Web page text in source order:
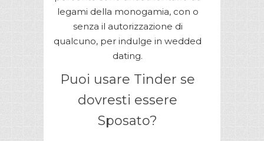
legami della monogamia, con o
senza il autorizzazione di
qualcuno, per indulge in wedded
dating.
Puoi usare Tinder se
dovresti essere
Sposato?